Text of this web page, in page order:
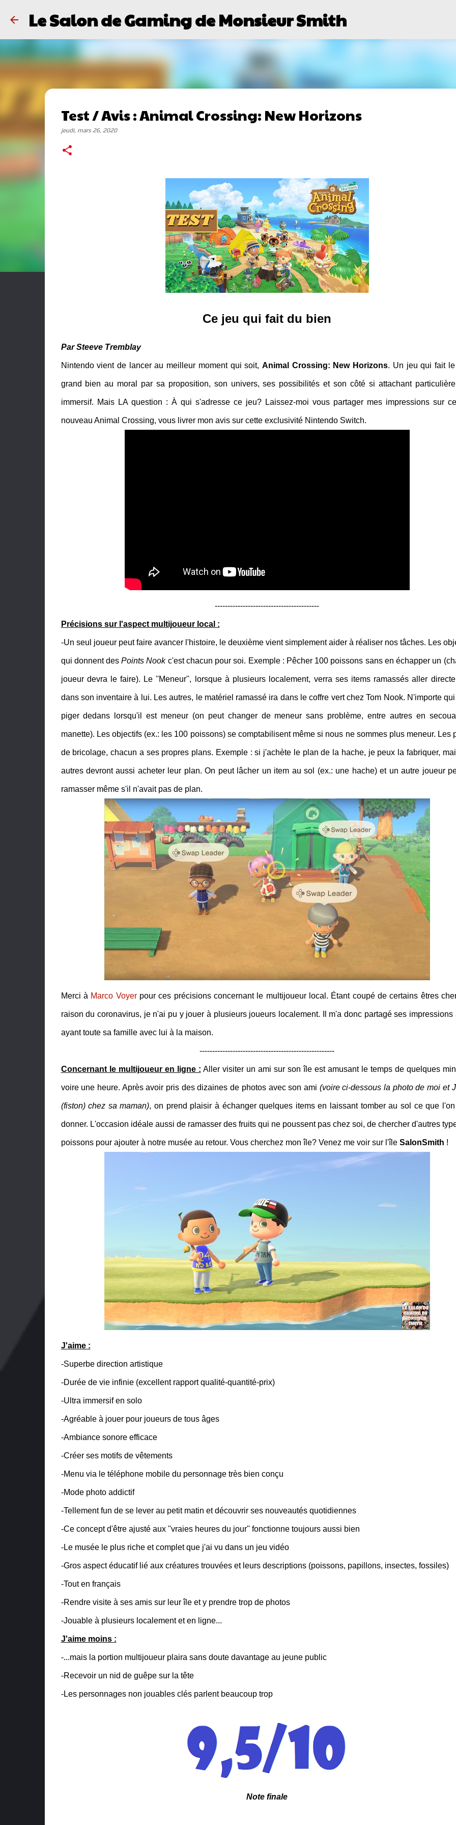
Passer au contenu principal
Le Salon de Gaming de Monsieur Smith
Test / Avis : Animal Crossing: New Horizons
jeudi, mars 26, 2020
Ce jeu qui fait du bien
Par Steeve Tremblay
Nintendo vient de lancer au meilleur moment qui soit, Animal Crossing: New Horizons. Un jeu qui fait
grand bien au moral par sa proposition, son univers, ses possibilités et son côté si attachant
immersif. Mais LA question : À qui s'adresse ce jeu? Laissez-moi vous partager mes impressions sur
nouveau Animal Crossing, vous livrer mon avis sur cette exclusivité Nintendo Switch.
-----------------------------------------
Précisions sur l'aspect multijoueur local :
-Un seul joueur peut faire avancer l'histoire, le deuxième vient simplement aider à réaliser nos tâches. Les
qui donnent desPoints Nookc'est chacun pour soi. Exemple : Pêcher 100 poissons sans en échapper un
joueur devra le faire). Le ''Meneur'', lorsque à plusieurs localement, verra ses items ramassés aller
dans son inventaire à lui. Les autres, le matériel ramassé ira dans le coffre vert chez Tom Nook. N'importe
piger dedans lorsqu'il est meneur (on peut changer de meneur sans problème, entre autres en
manette). Les objectifs (ex.: les 100 poissons) se comptabilisent même si nous ne sommes plus meneur. Les
de bricolage, chacun a ses propres plans. Exemple : si j'achète le plan de la hache, je peux la fabriquer,
autres devront aussi acheter leur plan. On peut lâcher un item au sol (ex.: une hache) et un autre joueur
ramasser même s'il n'avait pas de plan.
Merci à Marco Voyerpour ces précisions concernant le multijoueur local. Étant coupé de certains êtres
raison du coronavirus, je n'ai pu y jouer à plusieurs joueurs localement. Il m'a donc partagé ses impressions
ayant toute sa famille avec lui à la maison.
-----------------------------------------------------
Concernant le multijoueur en ligne : Aller visiter un ami sur son île est amusant le temps de quelques
voire une heure. Après avoir pris des dizaines de photos avec son ami (voire ci-dessous la photo de moi et
(fiston) chez sa maman), on prend plaisir à échanger quelques items en laissant tomber au sol ce que
donner. L'occasion idéale aussi de ramasser des fruits qui ne poussent pas chez soi, de chercher d'autres
poissons pour ajouter à notre musée au retour. Vous cherchez mon île? Venez me voir sur l'île SalonSmith !
J'aime :
-Superbe direction artistique
-Durée de vie infinie (excellent rapport qualité-quantité-prix)
-Ultra immersif en solo
-Agréable à jouer pour joueurs de tous âges
-Ambiance sonore efficace
-Créer ses motifs de vêtements
-Menu via le téléphone mobile du personnage très bien conçu
-Mode photo addictif
-Tellement fun de se lever au petit matin et découvrir ses nouveautés quotidiennes
-Ce concept d'être ajusté aux ''vraies heures du jour'' fonctionne toujours aussi bien
-Le musée le plus riche et complet que j'ai vu dans un jeu vidéo
-Gros aspect éducatif lié aux créatures trouvées et leurs descriptions (poissons, papillons, insectes, fossiles)
-Tout en français
-Rendre visite à ses amis sur leur île et y prendre trop de photos
-Jouable à plusieurs localement et en ligne...
J'aime moins :
-...mais la portion multijoueur plaira sans doute davantage au jeune public
-Recevoir un nid de guêpe sur la tête
-Les personnages non jouables clés parlent beaucoup trop
Note finale